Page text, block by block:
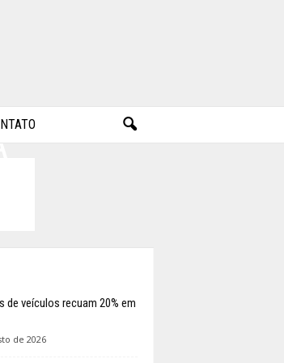
de veículos recuam 20% em
de 2026